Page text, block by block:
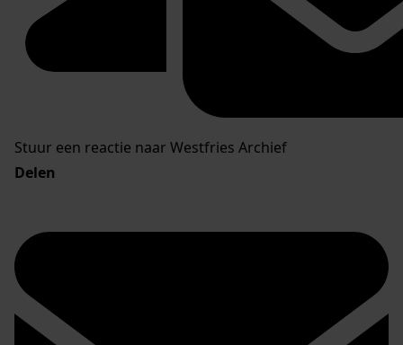
Stuur een reactie naar Westfries Archief
Delen